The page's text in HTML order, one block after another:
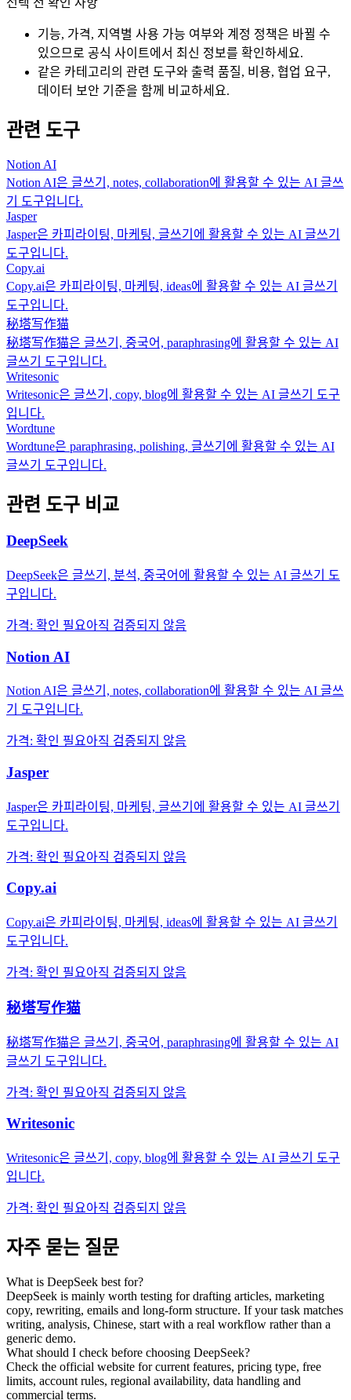
선택 전 확인 사항
기능, 가격, 지역별 사용 가능 여부와 계정 정책은 바뀔 수
있으므로 공식 사이트에서 최신 정보를 확인하세요.
같은 카테고리의 관련 도구와 출력 품질, 비용, 협업 요구,
데이터 보안 기준을 함께 비교하세요.
관련 도구
Notion AI
Notion AI은 글쓰기, notes, collaboration에 활용할 수 있는 AI 글쓰
기 도구입니다.
Jasper
Jasper은 카피라이팅, 마케팅, 글쓰기에 활용할 수 있는 AI 글쓰기
도구입니다.
Copy.ai
Copy.ai은 카피라이팅, 마케팅, ideas에 활용할 수 있는 AI 글쓰기
도구입니다.
秘塔写作猫
秘塔写作猫은 글쓰기, 중국어, paraphrasing에 활용할 수 있는 AI
글쓰기 도구입니다.
Writesonic
Writesonic은 글쓰기, copy, blog에 활용할 수 있는 AI 글쓰기 도구
입니다.
Wordtune
Wordtune은 paraphrasing, polishing, 글쓰기에 활용할 수 있는 AI
글쓰기 도구입니다.
관련 도구 비교
DeepSeek
DeepSeek은 글쓰기, 분석, 중국어에 활용할 수 있는 AI 글쓰기 도
구입니다.
가격: 확인 필요아직 검증되지 않음
Notion AI
Notion AI은 글쓰기, notes, collaboration에 활용할 수 있는 AI 글쓰
기 도구입니다.
가격: 확인 필요아직 검증되지 않음
Jasper
Jasper은 카피라이팅, 마케팅, 글쓰기에 활용할 수 있는 AI 글쓰기
도구입니다.
가격: 확인 필요아직 검증되지 않음
Copy.ai
Copy.ai은 카피라이팅, 마케팅, ideas에 활용할 수 있는 AI 글쓰기
도구입니다.
가격: 확인 필요아직 검증되지 않음
秘塔写作猫
秘塔写作猫은 글쓰기, 중국어, paraphrasing에 활용할 수 있는 AI
글쓰기 도구입니다.
가격: 확인 필요아직 검증되지 않음
Writesonic
Writesonic은 글쓰기, copy, blog에 활용할 수 있는 AI 글쓰기 도구
입니다.
가격: 확인 필요아직 검증되지 않음
자주 묻는 질문
What is DeepSeek best for?
DeepSeek is mainly worth testing for drafting articles, marketing
copy, rewriting, emails and long-form structure. If your task matches
writing, analysis, Chinese, start with a real workflow rather than a
generic demo.
What should I check before choosing DeepSeek?
Check the official website for current features, pricing type, free
limits, account rules, regional availability, data handling and
commercial terms.